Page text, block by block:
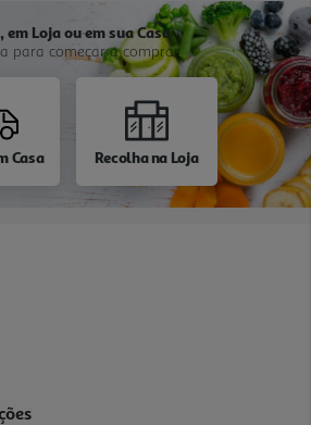
em Loja ou em sua Casa
para começar a comprar
Casa Recolha na Loja